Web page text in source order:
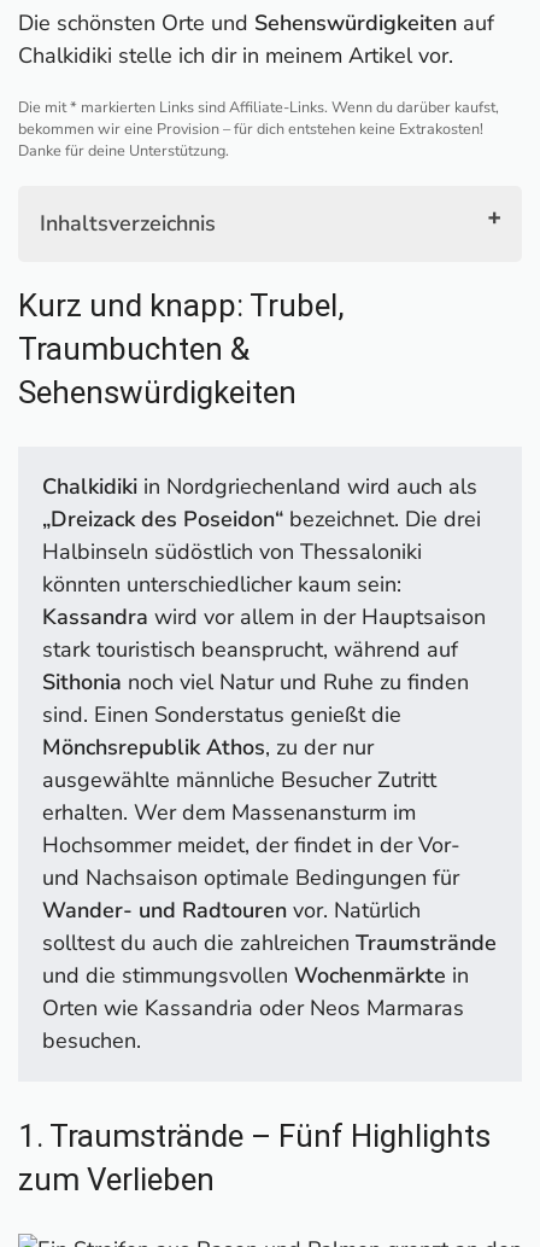
Die schönsten Orte und Sehenswürdigkeiten auf
Chalkidiki stelle ich dir in meinem Artikel vor.
Die mit * markierten Links sind Affiliate-Links. Wenn du darüber kaufst,
bekommen wir eine Provision – für dich entstehen keine Extrakosten!
Danke für deine Unterstützung.
Inhaltsverzeichnis
Sehenswürdigkeiten
1. Traumstrände – Fünf Highlights zum Verlieben
2. Afytos – Steinreiches Kulturjuwel auf der
Klippe
Naturhafen
4. Pyrgadikia – Ein Stück echtes Griechenland
5. Sykia – Ein ganz besonderer Landstrich
6. Agios Nikolaos – Versteckt und authentisch
7. Toroni – Natur, Antike und Promenade vereint
8. Nea Potidea – Historisches Tor zu Kassandra
9. Nikiti – Spagat zwischen Tradition und
Moderne
10. Mönchsrepublik Athos – Spirituelles Herz der
Orthodoxie
Hilfreiche Tipps für deinen Aufenthalt
Beste Reisezeit
Anreise
Bezahlung
Mein Fazit zu Chalkidiki
Chalkidiki-Reiseführer
Kurz und knapp: Trubel,
Traumbuchten &
Sehenswürdigkeiten
Chalkidiki in Nordgriechenland wird auch als
„Dreizack des Poseidon“ bezeichnet. Die drei
Halbinseln südöstlich von Thessaloniki
könnten unterschiedlicher kaum sein:
Kassandra wird vor allem in der Hauptsaison
stark touristisch beansprucht, während auf
Sithonia noch viel Natur und Ruhe zu finden
sind. Einen Sonderstatus genießt die
Mönchsrepublik Athos, zu der nur
ausgewählte männliche Besucher Zutritt
erhalten. Wer dem Massenansturm im
Hochsommer meidet, der findet in der Vor-
und Nachsaison optimale Bedingungen für
Wander- und Radtouren vor. Natürlich
solltest du auch die zahlreichen Traumstrände
und die stimmungsvollen Wochenmärkte in
Orten wie Kassandria oder Neos Marmaras
besuchen.
1. Traumstrände – Fünf Highlights
zum Verlieben